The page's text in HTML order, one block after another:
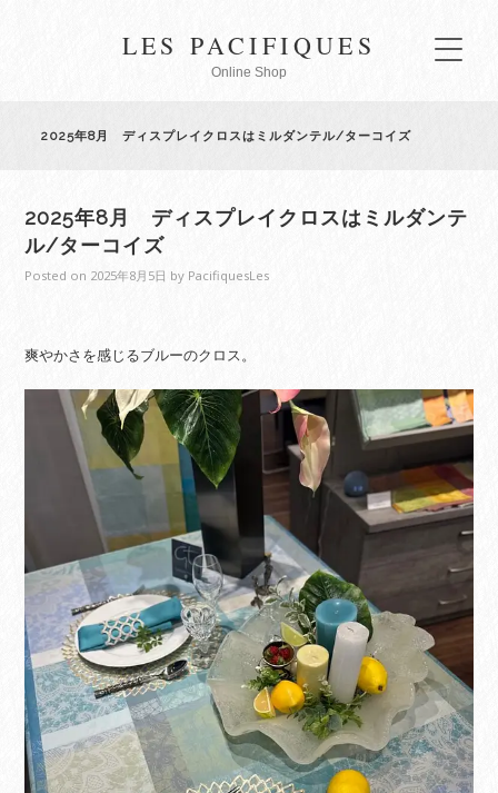
LES PACIFIQUES
Online Shop
2025年8月 ディスプレイクロスはミルダンテル/ターコイズ
2025年8月 ディスプレイクロスはミルダンテ
ル/ターコイズ
Posted on 2025年8月5日 by PacifiquesLes
爽やかさを感じるブルーのクロス。